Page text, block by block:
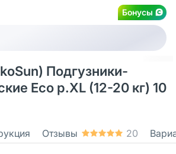
Бонусы
Подгузники-
Eco р.XL (12-20 кг) 10
Отзывы 20